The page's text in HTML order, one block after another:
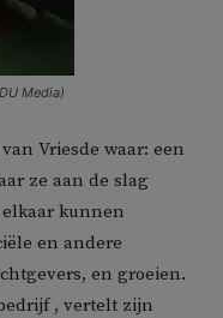
Media)
Vriesde waar: een
ze aan de slag
kunnen
en andere
en groeien.
, vertelt zijn